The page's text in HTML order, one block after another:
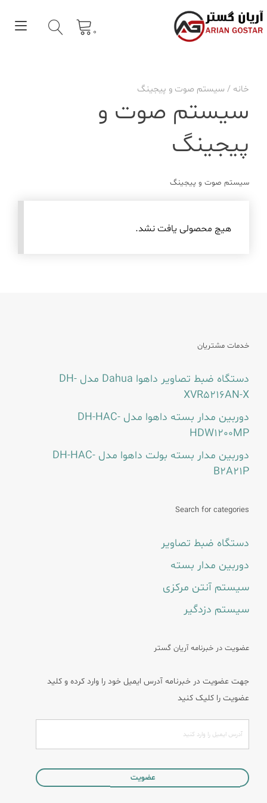
to
content
0
خانه / سیستم صوت و پیجینگ
سیستم صوت و
پیجینگ
سیستم صوت و پیجینگ
هیچ محصولی یافت نشد.
خدمات مشتریان
دستگاه ضبط تصاویر داهوا Dahua مدل DH-
XVR5216AN-X
دوربین مدار بسته داهوا مدل DH-HAC-
HDW1200MP
دوربین مدار بسته بولت داهوا مدل DH-HAC-
B2A21P
Search for categories
دستگاه ضبط تصاویر
دوربین مدار بسته
سیستم آنتن مرکزی
سیستم دزدگیر
عضویت در خبرنامه آریان گستر
جهت عضویت در خبرنامه آدرس ایمیل خود را وارد کرده و کلید
عضویت را کلیک کنید